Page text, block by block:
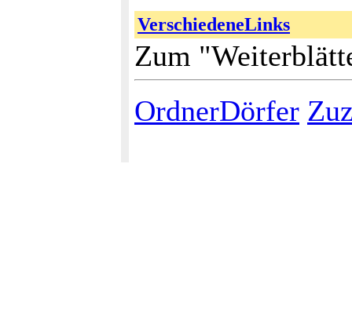
VerschiedeneLinks
Zum
OrdnerDörfer